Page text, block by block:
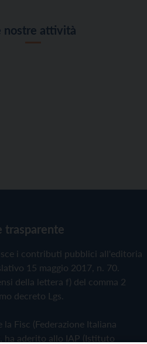
nostre attività
trasparente
i contributi pubblici all'editoria
15 maggio 2017, n. 70.
della lettera f) del comma 2
decreto Lgs.
Fisc (Federazione Italiana
ha aderito allo IAP (Istituto